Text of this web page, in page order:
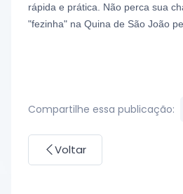
rápida e prática. Não perca sua
"fezinha" na Quina de São João
Compartilhe essa publicação:
Voltar